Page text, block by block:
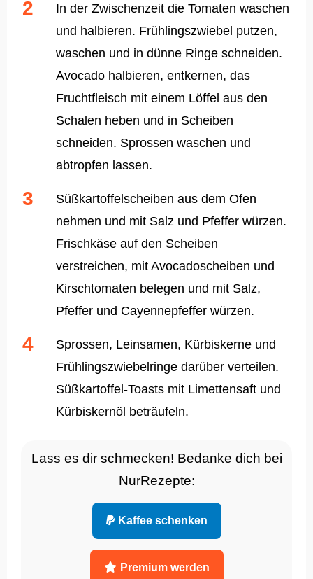
In der Zwischenzeit die Tomaten waschen
und halbieren. Frühlingszwiebel putzen,
waschen und in dünne Ringe schneiden.
Avocado halbieren, entkernen, das
Fruchtfleisch mit einem Löffel aus den
Schalen heben und in Scheiben
schneiden. Sprossen waschen und
abtropfen lassen.
Süßkartoffelscheiben aus dem Ofen
nehmen und mit Salz und Pfeffer würzen.
Frischkäse auf den Scheiben
verstreichen, mit Avocadoscheiben und
Kirschtomaten belegen und mit Salz,
Pfeffer und Cayennepfeffer würzen.
Sprossen, Leinsamen, Kürbiskerne und
Frühlingszwiebelringe darüber verteilen.
Süßkartoffel-Toasts mit Limettensaft und
Kürbiskernöl beträufeln.
Lass es dir schmecken! Bedanke dich bei
NurRezepte:
Kaffee schenken
Premium werden